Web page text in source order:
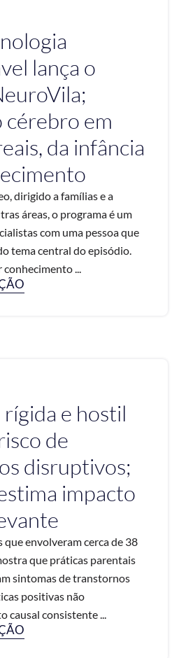
lança o
cérebro em
da infância
dirigido a famílias e a
áreas, o programa é um
com uma pessoa que
tema central do episódio.
...
rígida e hostil
de
disruptivos;
impacto
que envolveram cerca de 38
que práticas parentais
sintomas de transtornos
positivas não
causal consistente ...